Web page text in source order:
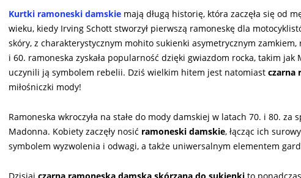
Kurtki ramoneski damskie mają długą historię, która zaczęła się od
wieku, kiedy Irving Schott stworzył pierwszą ramoneskę dla
skóry, z charakterystycznym mohito sukienki asymetrycznym
i 60. ramoneska zyskała popularność dzięki gwiazdom rocka, takim
uczynili ją symbolem rebelii. Dziś wielkim hitem jest natomiast czarna
miłośniczki mody!
Ramoneska wkroczyła na stałe do mody damskiej w latach 70. i 80.
Madonna. Kobiety zaczęły nosić ramoneski damskie, łącząc ich
symbolem wyzwolenia i odwagi, a także uniwersalnym elementem